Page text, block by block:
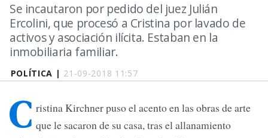
POLÍTICA | 21-09-2018 11:57
Se incautaron por pedido del juez Julián
Ercolini, que procesó a Cristina por lavado de
activos y asociación ilícita. Estaban en la
inmobiliaria familiar.
C ristina Kirchner puso el acento en las obras de arte
que le sacaron de su casa, tras el allanamiento